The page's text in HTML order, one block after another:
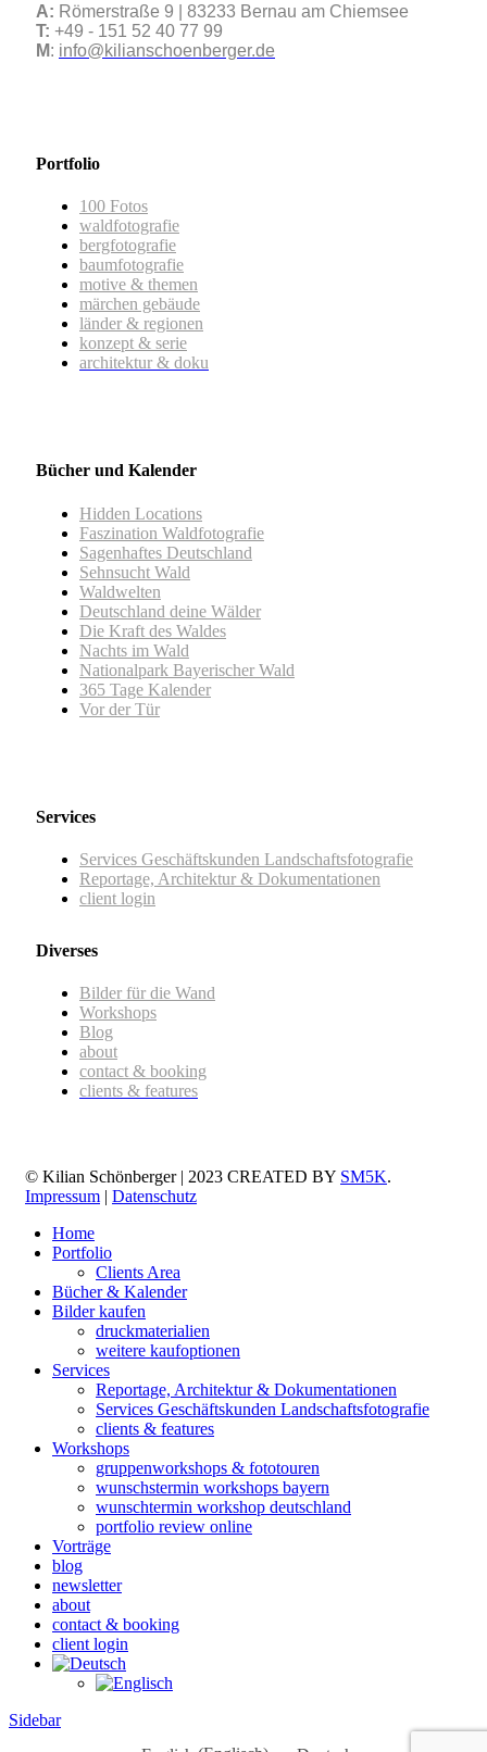
A: Römerstraße 9 | 83233 Bernau am Chiemsee
T: +49 - 151 52 40 77 99
M: info@kilianschoenberger.de
Portfolio
100 Fotos
waldfotografie
bergfotografie
baumfotografie
motive & themen
märchen gebäude
länder & regionen
konzept & serie
architektur & doku
Bücher und Kalender
Hidden Locations
Faszination Waldfotografie
Sagenhaftes Deutschland
Sehnsucht Wald
Waldwelten
Deutschland deine Wälder
Die Kraft des Waldes
Nachts im Wald
Nationalpark Bayerischer Wald
365 Tage Kalender
Vor der Tür
Services
Services Geschäftskunden Landschaftsfotografie
Reportage, Architektur & Dokumentationen
client login
Diverses
Bilder für die Wand
Workshops
Blog
about
contact & booking
clients & features
© Kilian Schönberger | 2023 CREATED BY SM5K.
Impressum | Datenschutz
Home
Portfolio
Clients Area
Bücher & Kalender
Bilder kaufen
druckmaterialien
weitere kaufoptionen
Services
Reportage, Architektur & Dokumentationen
Services Geschäftskunden Landschaftsfotografie
clients & features
Workshops
gruppenworkshops & fototouren
wunschstermin workshops bayern
wunschtermin workshop deutschland
portfolio review online
Vorträge
blog
newsletter
about
contact & booking
client login
Sidebar